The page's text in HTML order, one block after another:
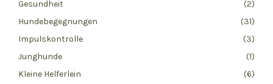
Gesundheit
(2)
Hundebegegnungen
(31)
Impulskontrolle
(3)
Junghunde
(1)
Kleine Helferlein
(6)